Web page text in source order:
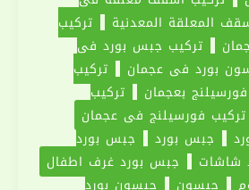
المعلقة المعدنية
تركيب
تركيب جبس بورد في
بورد في عجمان
تركيب
بعجمان
تركيب
تركيب فورسيلنج في عجمان
جبس بورد
جبس بورد
شاشات
جبس بورد غرف اطفال
جبسون
جبسون بورد